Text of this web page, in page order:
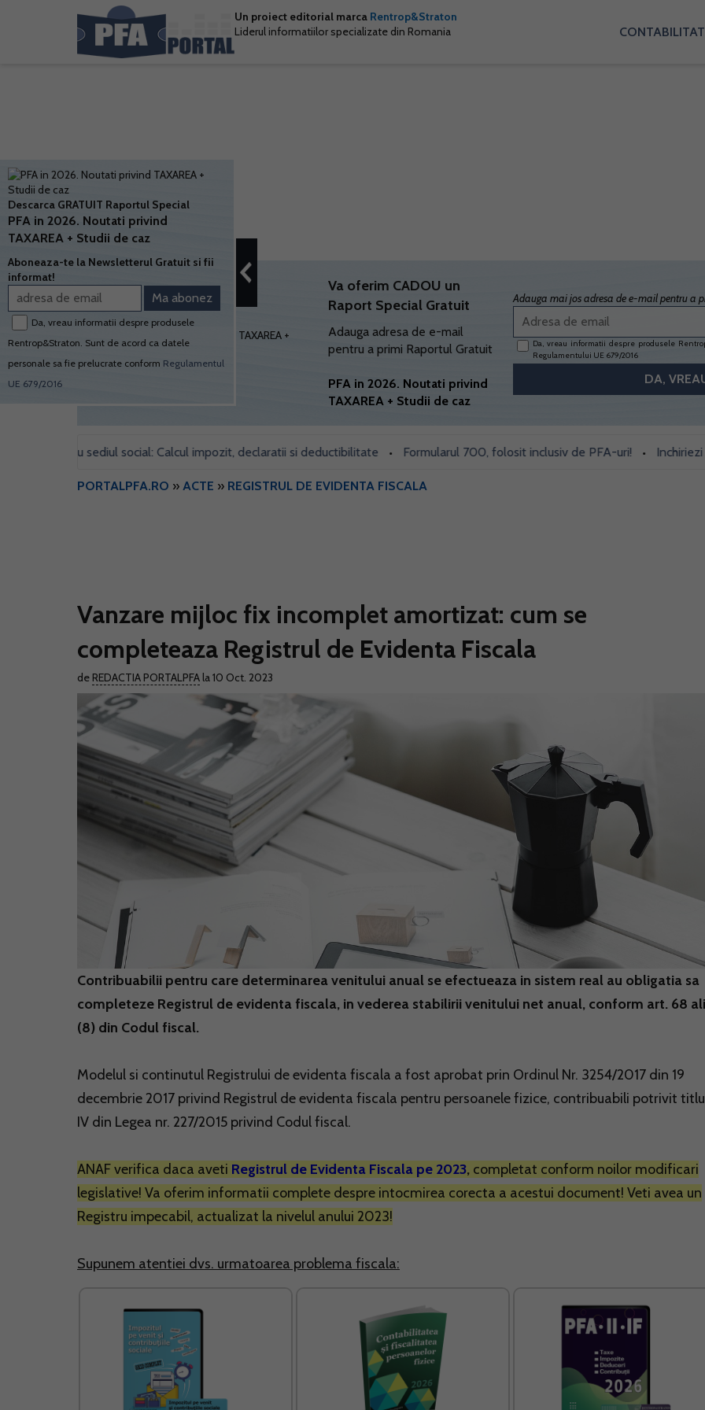
Un proiect editorial marca Rentrop&Straton
Liderul informatiilor specializate din Romania
Va oferim CADOU un
Raport Special Gratuit
Adauga adresa de e-mail
pentru a primi Raportul Gratuit
PFA in 2026. Noutati privind
TAXAREA + Studii de caz
Adauga mai jos adresa de e-mail pentru a
Da, vreau informatii despre produsele
Regulamentului UE 679/2016
pentru sediul social: Calcul impozit, declaratii si deductibilitate • Formularul 700, folosit inclusiv de PFA-uri! • Inchiriezi prin
PORTALPFA.RO » ACTE » REGISTRUL DE EVIDENTA FISCALA
Vanzare mijloc fix incomplet amortizat: cum se
completeaza Registrul de Evidenta Fiscala
de REDACTIA PORTALPFA la 10 Oct. 2023
Contribuabilii pentru care determinarea venitului anual se efectueaza in sistem real au obligatia sa
completeze Registrul de evidenta fiscala, in vederea stabilirii venitului net anual, conform art. 68
(8) din Codul fiscal.
Modelul si continutul Registrului de evidenta fiscala a fost aprobat prin Ordinul Nr. 3254/2017 din 19
decembrie 2017 privind Registrul de evidenta fiscala pentru persoanele fizice, contribuabili potrivit
IV din Legea nr. 227/2015 privind Codul fiscal.
ANAF verifica daca aveti Registrul de Evidenta Fiscala pe 2023, completat conform noilor modificari
legislative! Va oferim informatii complete despre intocmirea corecta a acestui document! Veti avea un
Registru impecabil, actualizat la nivelul anului 2023!
Supunem atentiei dvs. urmatoarea problema fiscala:
Descarca GRATUIT Raportul Special
PFA in 2026. Noutati privind
TAXAREA + Studii de caz
Aboneaza-te la Newsletterul Gratuit si fii
informat!
Da, vreau informatii despre produsele
Rentrop&Straton. Sunt de acord ca datele
personale sa fie prelucrate conform Regulamentul
UE 679/2016